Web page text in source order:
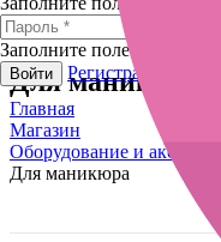
Заполните поле
Войти Регистрация
Для маникюра
Главная
Магазин
Оборудование и
Для маникюра